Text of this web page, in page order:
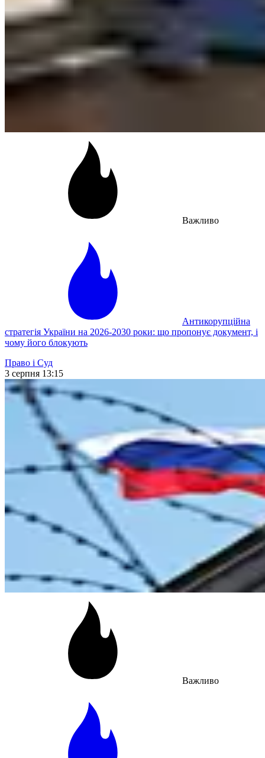
Важливо
Антикорупційна
стратегія України на 2026-2030 роки: що пропонує документ, і
чому його блокують
Право і Суд
3 серпня 13:15
Важливо